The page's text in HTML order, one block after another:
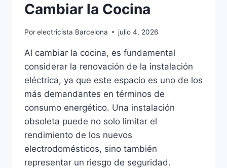
Cambiar la Cocina
Porelectricista Barcelona julio 4, 2026
Al cambiar la cocina, es fundamental
considerar la renovación de la instalación
eléctrica, ya que este espacio es uno de los
más demandantes en términos de
consumo energético. Una instalación
obsoleta puede no solo limitar el
rendimiento de los nuevos
electrodomésticos, sino también
representar un riesgo de seguridad.